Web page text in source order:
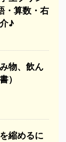
・算数・右
♪
物、飲ん
）
縮めるに